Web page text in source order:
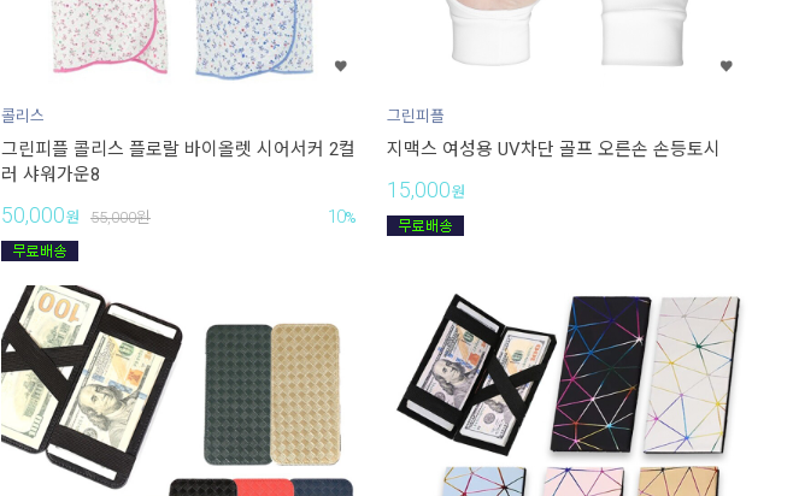
콜리스
그린피플 콜리스 플로랄 바이올렛 시어서커 2컬
러 샤워가운8
50,000원 55,000원 10%
그린피플
지맥스 여성용 UV차단 골프 오른손 손등토시
15,000원